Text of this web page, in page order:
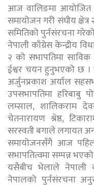
आज वालिङमा आयोजित
समायोजन गरी संघीय
समितिको पुर्नसंरचना
नेपाली काँग्रेस केन्द्रीय
२ को सभापतिमा
ईश्वर चयन हुनुभएको छ ।
अर्जुनप्रकाश अर्याल
उपसभापतिमा हरिबाबु
लम्साल, शालिकराम
चेतनारायण श्रेष्ठ,
सरस्वती बगाले लगायत
समायोजनसँगै आज
सभापतित्वमा सम्पन्न
यसैबीच भेलाले नेपाली
नेपालको पुर्नसंरचना